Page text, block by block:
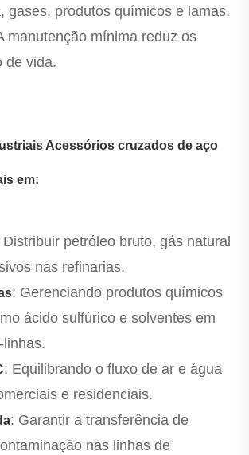
gases, produtos químicos e lamas.
manutenção mínima reduz os
de vida.
Acessórios cruzados de aço
em:
Distribuir petróleo bruto, gás natural
nas refinarias.
: Gerenciando produtos químicos
ácido sulfúrico e solventes em
: Equilibrando o fluxo de ar e água
e residenciais.
: Garantir a transferência de
nas linhas de